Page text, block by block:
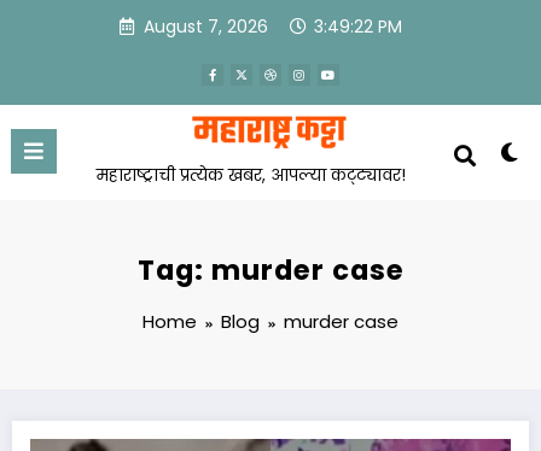
August 7, 2026 3:49:23 PM
महाराष्ट्राची प्रत्येक खबर, आपल्या कट्ट्यावर!
Tag: murder case
Home Blog murder case